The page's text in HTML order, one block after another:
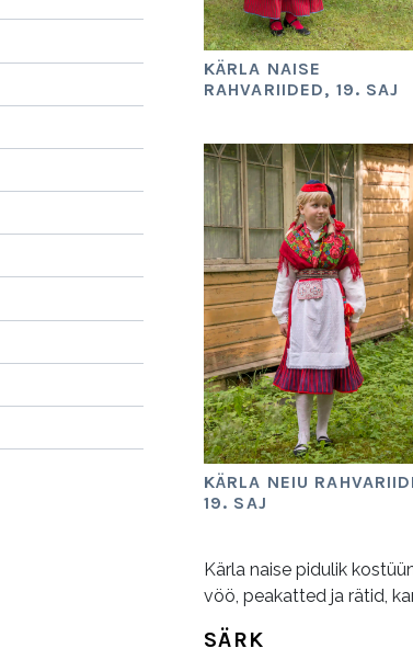
KÄRLA NAISE
RAHVARIIDED, 19. SAJ
KÄRLA NEIU
19. SAJ
Kärla naise pidulik
vöö, peakatted ja rätid,
SÄRK